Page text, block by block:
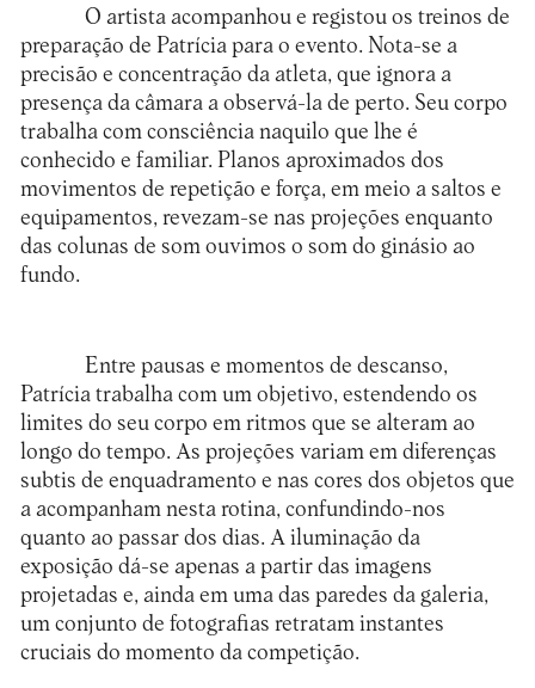
O artista acompanhou e registou os treinos de
preparação de Patrícia para o evento. Nota-se a
precisão e concentração da atleta, que ignora a
presença da câmara a observá-la de perto. Seu corpo
trabalha com consciência naquilo que lhe é
conhecido e familiar. Planos aproximados dos
movimentos de repetição e força, em meio a saltos e
equipamentos, revezam-se nas projeções enquanto
das colunas de som ouvimos o som do ginásio ao
fundo.
Entre pausas e momentos de descanso,
Patrícia trabalha com um objetivo, estendendo os
limites do seu corpo em ritmos que se alteram ao
longo do tempo. As projeções variam em diferenças
subtis de enquadramento e nas cores dos objetos que
a acompanham nesta rotina, confundindo-nos
quanto ao passar dos dias. A iluminação da
exposição dá-se apenas a partir das imagens
projetadas e, ainda em uma das paredes da galeria,
um conjunto de fotografias retratam instantes
cruciais do momento da competição.